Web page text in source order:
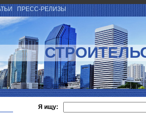
ПРЕСС-РЕЛИЗЫ
Я ищу: